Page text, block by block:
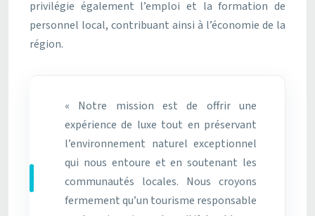
privilégie également l’emploi et la formation de
personnel local, contribuant ainsi à l’économie de la
région.
« Notre mission est de offrir une
expérience de luxe tout en préservant
l’environnement naturel exceptionnel
qui nous entoure et en soutenant les
communautés locales. Nous croyons
fermement qu’un tourisme responsable